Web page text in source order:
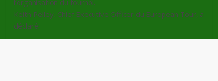
l’organisation du tournoi.
Keith Pelley, Chief Executive Officer du European Tour, a
déclaré: